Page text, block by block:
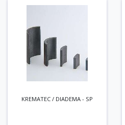
KREMATEC / DIADEMA - SP